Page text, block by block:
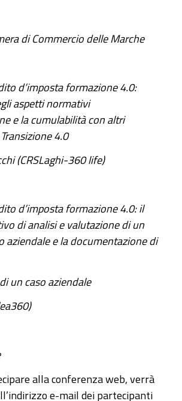
di Commercio delle Marche
d’imposta formazione 4.0:
aspetti normativi
e la cumulabilità con altri
4.0
(CRSLaghi-360 life)
d’imposta formazione 4.0: il
di analisi e valutazione di un
aziendale e la documentazione di
un caso aziendale
alla conferenza web, verrà
e-mail dei partecipanti